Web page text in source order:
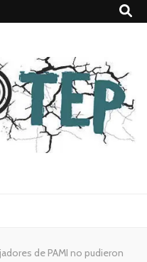
de PAMI no pudieron